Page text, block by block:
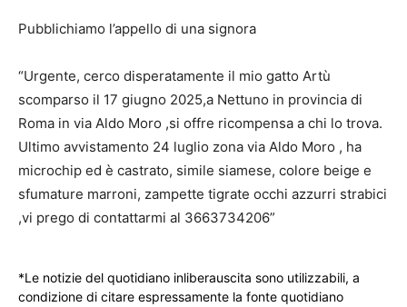
Pubblichiamo l’appello di una signora
“Urgente, cerco disperatamente il mio gatto Artù
scomparso il 17 giugno 2025,a Nettuno in provincia di
Roma in via Aldo Moro ,si offre ricompensa a chi lo trova.
Ultimo avvistamento 24 luglio zona via Aldo Moro , ha
microchip ed è castrato, simile siamese, colore beige e
sfumature marroni, zampette tigrate occhi azzurri strabici
,vi prego di contattarmi al 3663734206”
*Le notizie del quotidiano inliberauscita sono utilizzabili, a
condizione di citare espressamente la fonte quotidiano